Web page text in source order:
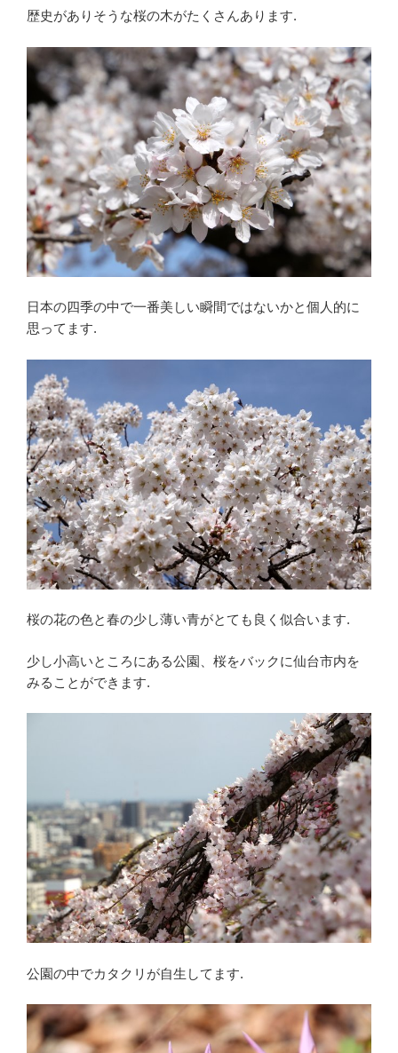
歴史がありそうな桜の木がたくさんあります.
日本の四季の中で一番美しい瞬間ではないかと個人的に
思ってます.
桜の花の色と春の少し薄い青がとても良く似合います.
少し小高いところにある公園、桜をバックに仙台市内を
みることができます.
公園の中でカタクリが自生してます.